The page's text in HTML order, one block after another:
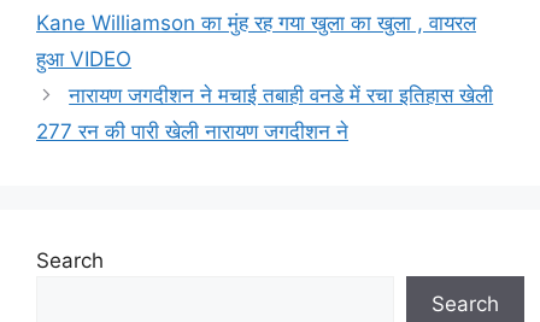
Kane Williamson का मुंह रह गया खुला का खुला , वायरल
हुआ VIDEO
नारायण जगदीशन ने मचाई तबाही वनडे में रचा इतिहास खेली
277 रन की पारी खेली नारायण जगदीशन ने
Search
Search